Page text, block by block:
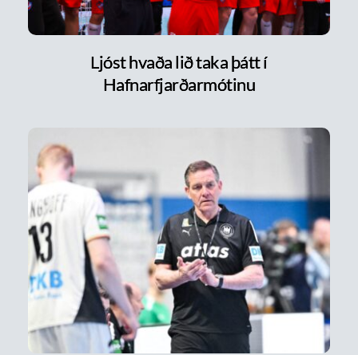
Ljóst hvaða lið taka þátt í
Hafnarfjarðarmótinu